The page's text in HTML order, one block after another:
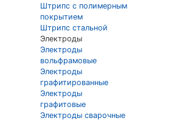
Штрипс с полимерным
покрытием
Штрипс стальной
Электроды
Электроды
вольфрамовые
Электроды
графитированные
Электроды
графитовые
Электроды сварочные